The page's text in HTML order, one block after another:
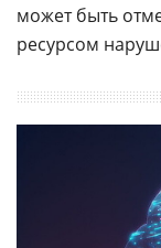
может быть
ресурсом